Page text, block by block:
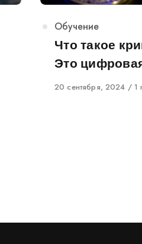
Category
Обучение
Что такое
Это
Published
20 сентября, 2024 1